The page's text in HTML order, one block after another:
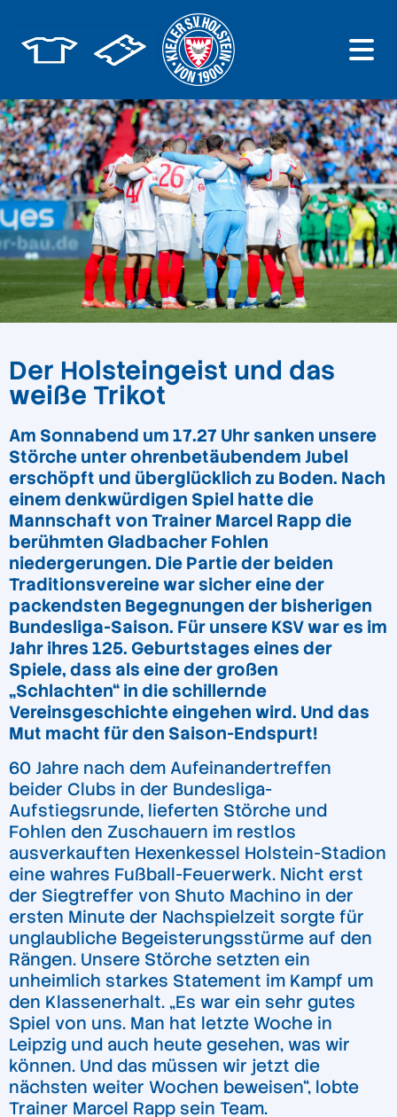
Der Holsteingeist und das
weiße Trikot
Am Sonnabend um 17.27 Uhr sanken unsere
Störche unter ohrenbetäubendem Jubel
erschöpft und überglücklich zu Boden. Nach
einem denkwürdigen Spiel hatte die
Mannschaft von Trainer Marcel Rapp die
berühmten Gladbacher Fohlen
niedergerungen. Die Partie der beiden
Traditionsvereine war sicher eine der
packendsten Begegnungen der bisherigen
Bundesliga-Saison. Für unsere KSV war es im
Jahr ihres 125. Geburtstages eines der
Spiele, dass als eine der großen
„Schlachten“ in die schillernde
Vereinsgeschichte eingehen wird. Und das
Mut macht für den Saison-Endspurt!
60 Jahre nach dem Aufeinandertreffen
beider Clubs in der Bundesliga-
Aufstiegsrunde, lieferten Störche und
Fohlen den Zuschauern im restlos
ausverkauften Hexenkessel Holstein-Stadion
eine wahres Fußball-Feuerwerk. Nicht erst
der Siegtreffer von Shuto Machino in der
ersten Minute der Nachspielzeit sorgte für
unglaubliche Begeisterungsstürme auf den
Rängen. Unsere Störche setzten ein
unheimlich starkes Statement im Kampf um
den Klassenerhalt. „Es war ein sehr gutes
Spiel von uns. Man hat letzte Woche in
Leipzig und auch heute gesehen, was wir
können. Und das müssen wir jetzt die
nächsten weiter Wochen beweisen“, lobte
Trainer Marcel Rapp sein Team.